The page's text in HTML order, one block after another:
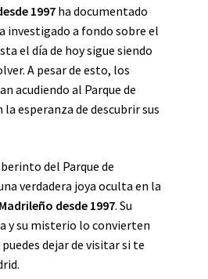
1997 ha documentado
investigado a fondo sobre el
el día de hoy sigue siendo
A pesar de esto, los
acudiendo al Parque de
esperanza de descubrir sus
del Parque de
verdadera joya oculta en la
desde 1997. Su
y su misterio lo convierten
dejar de visitar si te